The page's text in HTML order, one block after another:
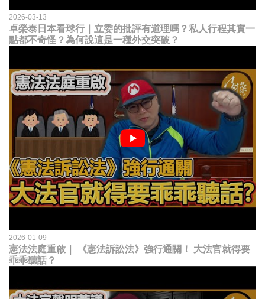
2026-03-13
卓榮泰日本看球行｜立委的批評有道理嗎？私人行程其實一
點都不奇怪？為何說這是一種外交突破？
2026-01-09
憲法法庭重啟｜ 《憲法訴訟法》強行通關！ 大法官就得要
乖乖聽話？